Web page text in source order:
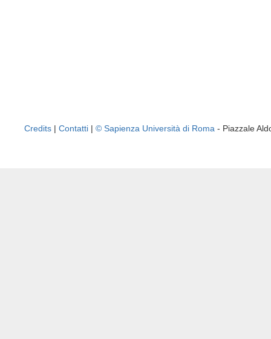
Credits | Contatti | © Sapienza Università di Roma - Piazzale